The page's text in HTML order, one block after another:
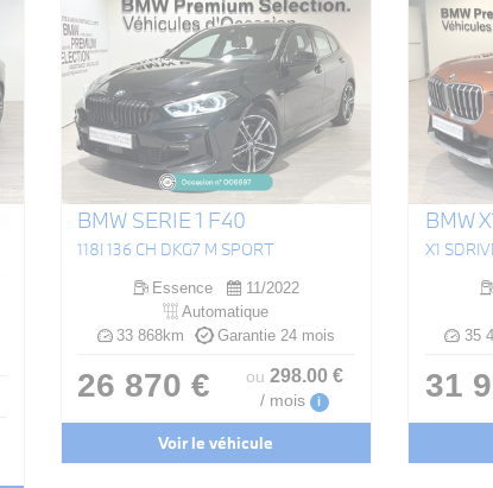
BMW SERIE 1 F40
118I 136 CH DKG7 M SPORT
Essence
11/2022
Automatique
33 868km
Garantie 24 mois
26 870 € ou 298.00 €
/ mois i
Voir le véhicule
BMW
X1
35
31